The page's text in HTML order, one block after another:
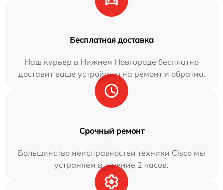
Бесплатная доставка
Наш курьер в Нижнем Новгороде бесплатно
доставит ваше устройство на ремонт и обратно.
Срочный ремонт
Большинство неисправностей техники Cisco мы
устраняем в течение 2 часов.